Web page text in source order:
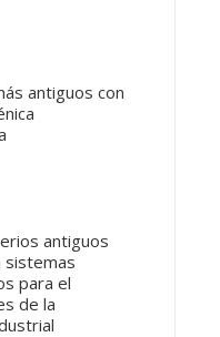
antiguos con
antiguos
sistemas
para el
de la